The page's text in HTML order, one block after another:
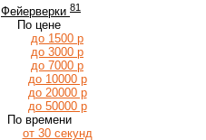
Фейерверки 81
По цене
до 1500 р
до 3000 р
до 7000 р
до 10000 р
до 20000 р
до 50000 р
По времени
от 30 секунд